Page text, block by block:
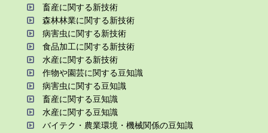
畜産に関する新技術
森林林業に関する新技術
病害⾍に関する新技術
⾷品加⼯に関する新技術
⽔産に関する新技術
作物や園芸に関する⾖知識
病害⾍に関する⾖知識
畜産に関する⾖知識
⽔産に関する⾖知識
バイテク・農業環境・機械関係の⾖知識